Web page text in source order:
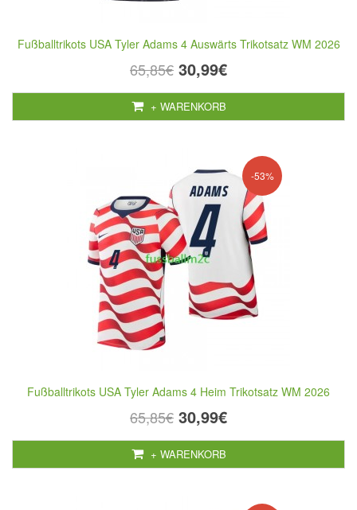
Fußballtrikots USA Tyler Adams 4 Auswärts Trikotsatz WM 2026
65,85€ 30,99€
+ WARENKORB
-53%
Fußballtrikots USA Tyler Adams 4 Heim Trikotsatz WM 2026
65,85€ 30,99€
+ WARENKORB